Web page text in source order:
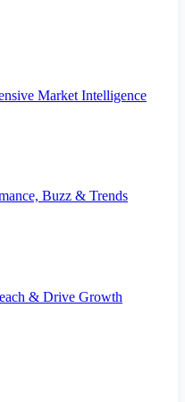
Market Intelligence
Buzz & Trends
& Drive Growth